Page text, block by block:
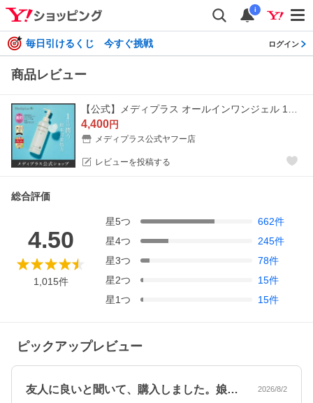
i
毎日引けるくじ 今すぐ挑戦 ログイン
商品レビュー
4,400円
メディプラス公式ヤフー店
レビューを投稿する
総合評価
4.50
1,015件
星5つ 662件
星4つ 245件
星3つ 78件
星2つ 15件
星1つ 15件
ピックアップレビュー
友人に良いと聞いて、購入しました。娘も… 2026/8/2